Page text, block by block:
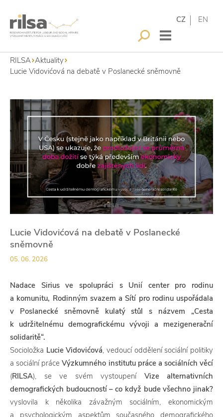
CZ EN
RILSA Aktuality
Lucie Vidovićová na debatě v Poslanecké sněmovně
Lucie Vidovićová na debatě v Poslanecké
sněmovně
05. 06. 2026
Nadace Sirius ve spolupráci s Unií center pro rodinu
a komunitu, Rodinným svazem a Sítí pro rodinu uspořádala
v Poslanecké sněmovně kulatý stůl s názvem „Cesta
k udržitelnému demografickému vývoji a mezigenerační
solidaritě“.
Socioložka Lucie Vidovićová, vedoucí oddělení sociální politiky
a sociální práce Výzkumného institutu práce a sociálních věcí
(RILSA), se ve svém vystoupení Vize alternativních
demografických budoucností – co když bude všechno jinak?
vyslovila k několika závažným sociálním, ekonomickým
a psychologickým aspektům současného demografického